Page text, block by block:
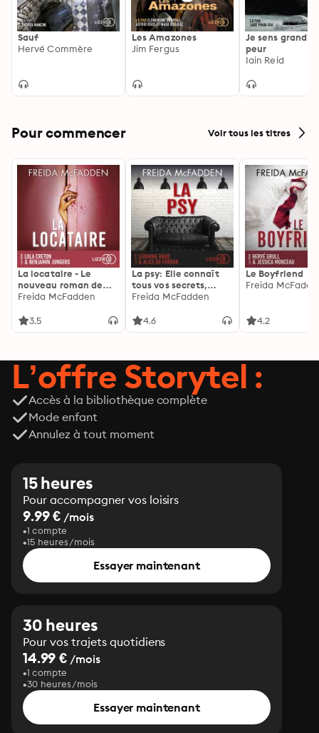
Sauf
Hervé Commère
Les Amazones
Jim Fergus
Je sens grandir
peur
Iain Reid
Pour commencer Voir tous les titres
La locataire - Le
nouveau roman de
l'autrice de La femme
Freida McFadden
3.5
La psy: Elle connaît
tous vos secrets,
découvrez les siens ...
Freida McFadden
4.6
Le Boyfriend
Freida
4.2
L’offre Storytel :
Accès à la bibliothèque complète
Mode enfant
Annulez à tout moment
15 heures
Pour accompagner vos loisirs
9.99 € /mois
1 compte
15 heures/mois
Essayer maintenant
30 heures
Pour vos trajets quotidiens
14.99 € /mois
1 compte
30 heures/mois
Essayer maintenant